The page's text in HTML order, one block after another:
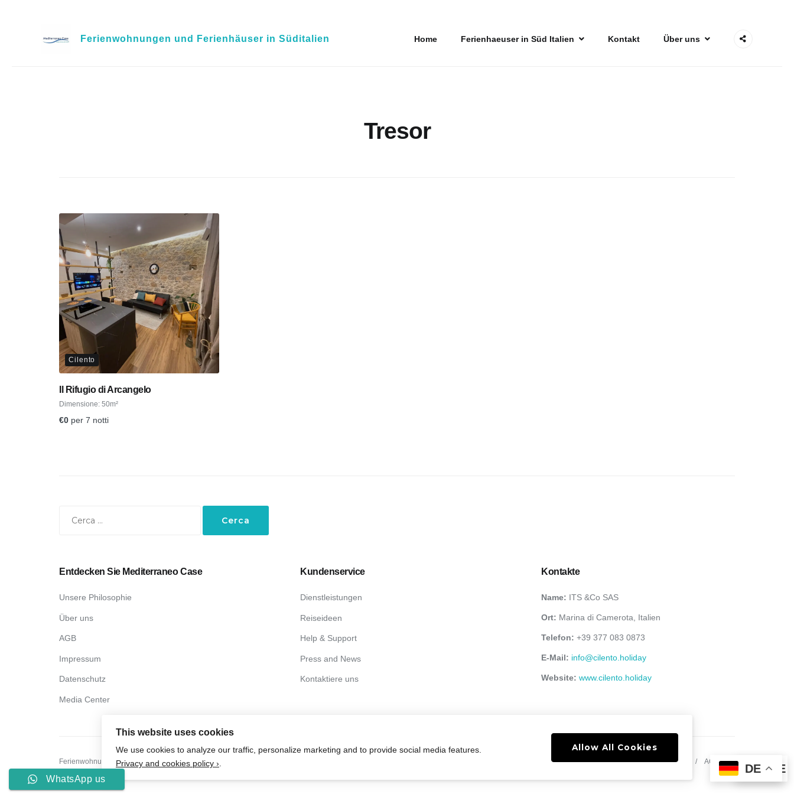
Ferienwohnungen und Ferienhäuser in Süditalien Home Ferienhaeuser in Süd Italien Kontakt Über uns
Tresor
Cilento
Il Rifugio di Arcangelo
Dimensione: 50m²
€0 per 7 notti
Entdecken Sie Mediterraneo Case
Unsere Philosophie
Über uns
AGB
Impressum
Datenschutz
Media Center
Kundenservice
Dienstleistungen
Reiseideen
Help & Support
Press and News
Kontaktiere uns
Kontakte
Name: ITS &Co SAS
Ort: Marina di Camerota, Italien
Telefon: +39 377 083 0873
E-Mail: info@cilento.holiday
Website: www.cilento.holiday
Ferienwohnungen und Ferienhäuser in Süditalien © 2026 All Rights Reserved Über uns AGB
DE
DE
WhatsApp us
This website uses cookies
We use cookies to analyze our traffic, personalize marketing and to provide social media features.
Privacy and cookies policy ›.
Allow All Cookies